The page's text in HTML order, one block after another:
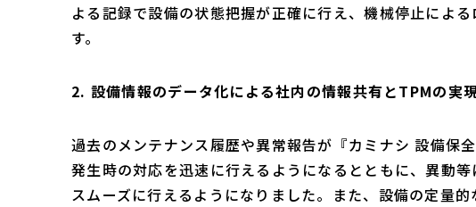
よる記録で設備の状態把握が正確に行え、機械停止によ
す。
2. 設備情報のデータ化による社内の情報共有とTPMの実
過去のメンテナンス履歴や異常報告が『カミナシ 設備保
発生時の対応を迅速に行えるようになるとともに、異動
スムーズに行えるようになりました。また、設備の定量